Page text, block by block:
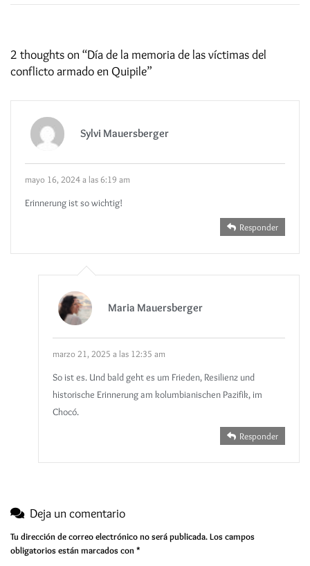
2 thoughts on “Día de la memoria de las víctimas del
conflicto armado en Quipile”
Sylvi Mauersberger
mayo 16, 2024 a las 6:19 am
Erinnerung ist so wichtig!
Responder
Maria Mauersberger
marzo 21, 2025 a las 12:35 am
So ist es. Und bald geht es um Frieden, Resilienz und
historische Erinnerung am kolumbianischen Pazifik, im
Chocó.
Responder
Deja un comentario
Tu dirección de correo electrónico no será publicada.Los campos
obligatorios están marcados con *